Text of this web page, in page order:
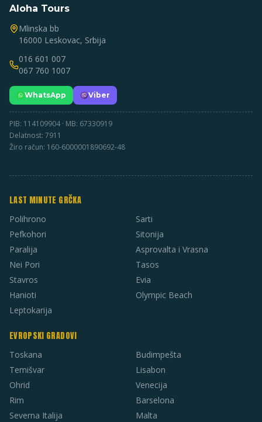
Aloha Tours
Mlinska bb
16000 Leskovac, Srbija
016 601 007
067 760 1007
WhatsApp Viber
PIB: 114109904 · MB: 67330919
Delatnost: 7911
Žiro račun: 160-6000001890692-48
LAST MINUTE GRČKA
Polihrono
Pefkohori
Paralija
Nei Pori
Stavros
Hanioti
Leptokarija
Sarti
Sitonija
Asprovalta i Vrasna
Tasos
Evia
Olympic Beach
EVROPSKI GRADOVI
Toskana
Temišvar
Ohrid
Rim
Severna Italija
Budimpešta
Lisabon
Venecija
Barselona
Malta